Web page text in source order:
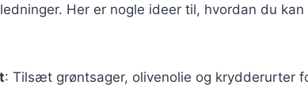
Her er nogle ideer til, hvordan du
: Tilsæt grøntsager, olivenolie og krydderurter